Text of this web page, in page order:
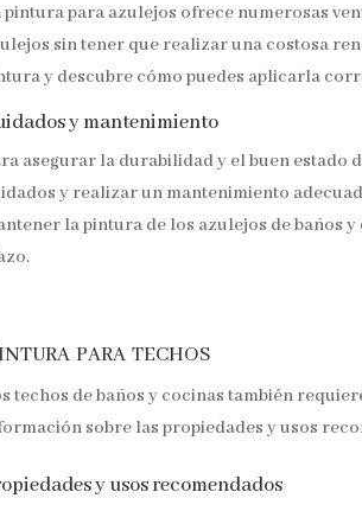
pintura para azulejos ofrece numerosas
sin tener que realizar una costosa
y descubre cómo puedes aplicarla
y mantenimiento
asegurar la durabilidad y el buen estado
y realizar un mantenimiento
la pintura de los azulejos de baños
para techos
techos de baños y cocinas también
sobre las propiedades y usos
y usos recomendados